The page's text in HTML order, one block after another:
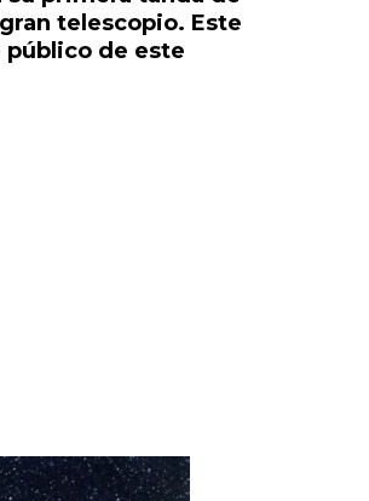
telescopio. Este
público de este